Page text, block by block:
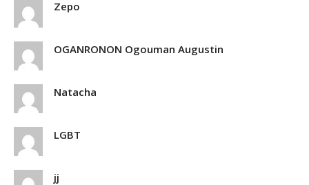
Zepo
OGANRONON Ogouman Augustin
Natacha
LGBT
jj